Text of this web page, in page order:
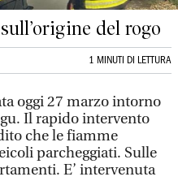
del rogo
1 MINUTI DI LETTURA
oggi 27 marzo intorno
Il rapido intervento
che le fiamme
parcheggiati. Sulle
E’ intervenuta